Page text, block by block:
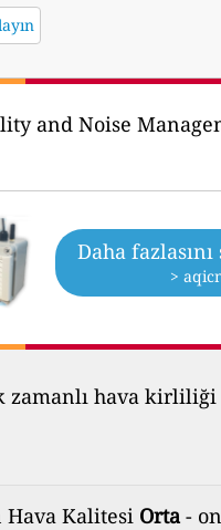
and Noise
Daha
>
hava kirliliği
Hava Kalitesi Orta- on